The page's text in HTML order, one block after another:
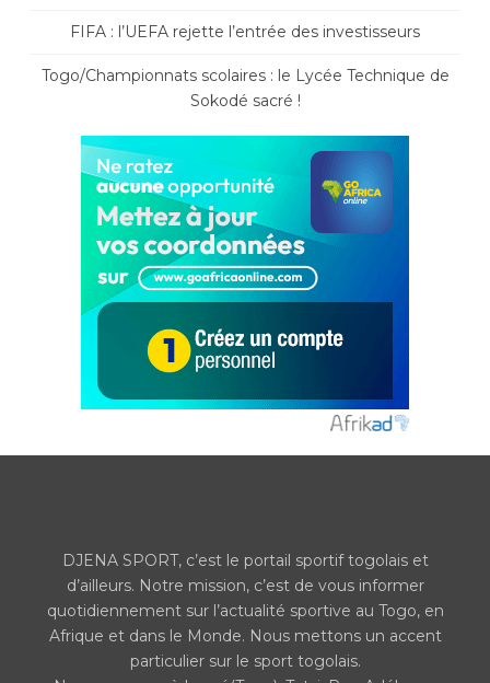
FIFA : l’UEFA rejette l’entrée des investisseurs
Togo/Championnats scolaires : le Lycée Technique de
Sokodé sacré !
DJENA SPORT, c’est le portail sportif togolais et
d’ailleurs. Notre mission, c’est de vous informer
quotidiennement sur l’actualité sportive au Togo, en
Afrique et dans le Monde. Nous mettons un accent
particulier sur le sport togolais.